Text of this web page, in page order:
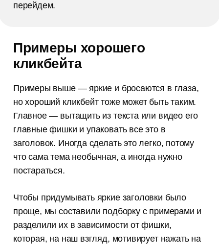
перейдем.
Примеры хорошего
кликбейта
Примеры выше — яркие и бросаются в глаза,
но хороший кликбейт тоже может быть таким.
Главное — вытащить из текста или видео его
главные фишки и упаковать все это в
заголовок. Иногда сделать это легко, потому
что сама тема необычная, а иногда нужно
постараться.
Чтобы придумывать яркие заголовки было
проще, мы составили подборку с примерами и
разделили их в зависимости от фишки,
которая, на наш взгляд, мотивирует нажать на